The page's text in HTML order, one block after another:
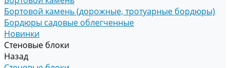
Бортовой камень (дорожные, тротуарные бордюры)
Бордюры садовые облегченные
Новинки
Стеновые блоки
Назад